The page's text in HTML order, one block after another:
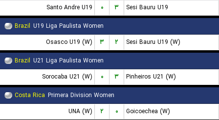
Santo Andre U19
۰ ۳
Sesi Bauru U19
Brazil U19 Liga Paulista Women
Osasco U19 (W)
۳ ۲
Sesi Bauru U19 (W)
Brazil U21 Liga Paulista Women
Sorocaba U21 (W)
۰ ۳
Pinheiros U21 (W)
Costa Rica Primera Division Women
UNA (W)
۲ ۰ Goicoechea (W)